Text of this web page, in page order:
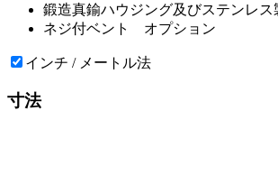
鍛造真鍮ハウジング及びステンレス
ネジ付ベント オプション
インチ / メートル法
寸法